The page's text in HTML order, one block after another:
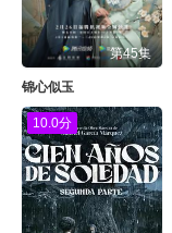
第45集
锦心似玉
10.0分